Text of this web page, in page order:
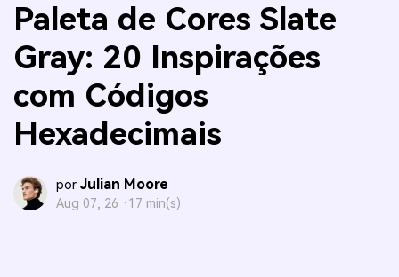
Paleta de Cores Slate
Gray: 20 Inspirações
com Códigos
Hexadecimais
por Julian Moore
Aug 07, 26 · 17 min(s)